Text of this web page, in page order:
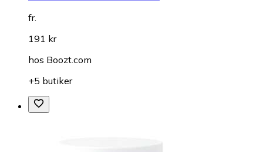
fr.
191 kr
hos Boozt.com
+5 butiker